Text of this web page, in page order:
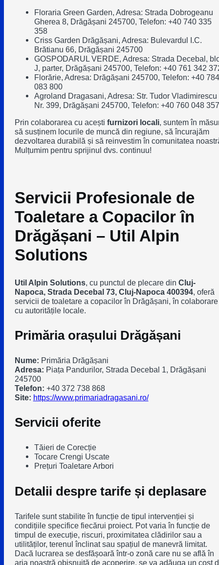
Floraria Green Garden , Adresa: Strada Dobrogeanu
Gherea 8, Drăgășani 245700, Telefon: +40 740 335
358
Criss Garden Drăgășani , Adresa: Bulevardul I.C.
Brătianu 66, Drăgășani 245700
GOSPODARUL VERDE , Adresa: Strada Decebal,
J, parter, Drăgășani 245700, Telefon: +40 761 342
Florărie, Adresa: Drăgășani 245700, Telefon: +40 784
083 800
Agroland Dragasani , Adresa: Str. Tudor Vladimirescu
Nr. 399, Drăgășani 245700, Telefon: +40 760 048 357
Prin colaborarea cu acești furnizori locali, suntem în
să susținem locurile de muncă din regiune, să încurajăm
dezvoltarea durabilă și să reinvestim în comunitatea
Mulțumim pentru sprijinul dvs. continuu!
Servicii Profesionale de
Toaletare a Copacilor în
Drăgășani – Util Alpin
Solutions
Util Alpin Solutions, cu punctul de plecare din Cluj-
Napoca, Strada Decebal 73, Cluj-Napoca 400394, oferă
servicii de toaletare a copacilor în Drăgășani, în colaborare
cu autoritățile locale.
Primăria orașului Drăgășani
Nume: Primăria Drăgășani
Adresa: Piața Pandurilor, Strada Decebal 1, Drăgășani
245700
Telefon: +40 372 738 868
Site: https://www.primariadragasani.ro/
Servicii oferite
Tăieri de Corecție
Tocare Crengi Uscate
Prețuri Toaletare Arbori
Detalii despre tarife și deplasare
Tarifele sunt stabilite în funcție de tipul intervenției și
condițiile specifice fiecărui proiect. Pot varia în funcție de
timpul de execuție, riscuri, proximitatea clădirilor sau a
utilităților, terenul înclinat sau spațiul de manevră limitat.
Dacă lucrarea se desfășoară într-o zonă care nu se află în
aria noastră obișnuită de acoperire, se va adăuga un cost